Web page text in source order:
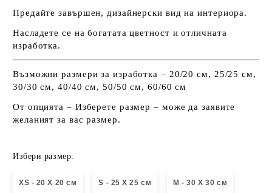
Предайте завършен, дизайнерски вид на интериора.
Насладете се на богатата цветност и отличната
изработка.
Възможни размери за изработка – 20/20 см, 25/25 см,
30/30 см, 40/40 см, 50/50 см, 60/60 см
От опцията – Изберете размер – може да заявите
желаният за вас размер.
Избери размер:
XS - 20 X 20 см S - 25 X 25 см М - 30 Х 30 см